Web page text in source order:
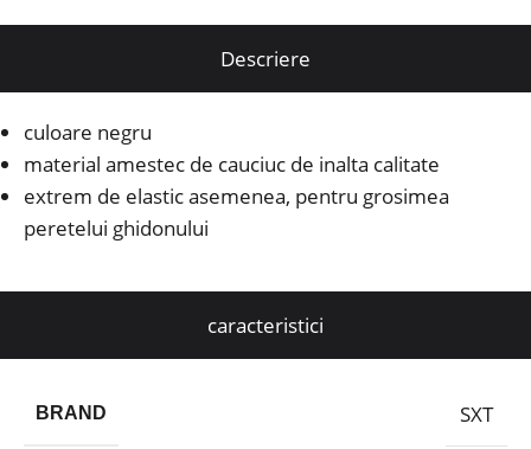
Descriere
culoare negru
material amestec de cauciuc de inalta calitate
extrem de elastic asemenea, pentru grosimea
peretelui ghidonului
caracteristici
BRAND SXT